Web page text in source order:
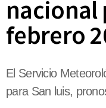
nacional
febrero
El Servicio
para San luis,